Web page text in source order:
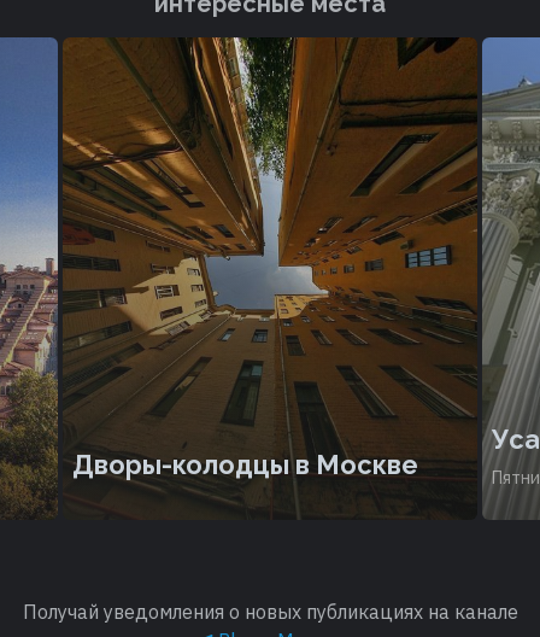
Дворы-колодцы в Москве
Получай уведомления о новых публикациях на канале